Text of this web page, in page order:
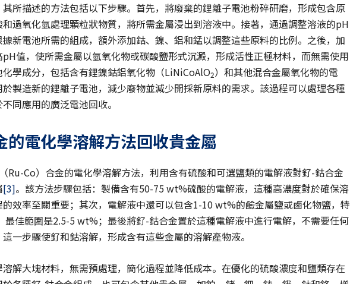
所描述的方法包括以下步驟。首先，將廢棄的鋰離子電池粉碎研磨，形成包含原
過氧化氫處理顆粒狀物質，將所需金屬浸出到溶液中。接著，通過調整溶液的pH
新電池所需的組成，額外添加鈷、鎳、鋁和錳以調整這些原料的比例。之後，加
值，使所需金屬以氫氧化物或碳酸鹽形式沉澱，形成活性正極材料，而無需使用
學成分，包括含有鋰鎳鈷鋁氧化物（LiNiCoAlO2）和其他混合金屬氧化物的電
製造新的鋰離子電池，減少廢物並減少開採新原料的需求。該過程可以處理各種
同應用的廣泛電池回收。
的電化學溶解方法回收貴金屬
Ru-Co）合金的電化學溶解方法，利用含有硫酸和可選鹽類的電解液對釕-鈷合金
[3]。該方法步驟包括：製備含有50-75 wt%硫酸的電解液，這種高濃度對於確保溶
效率至關重要；其次，電解液中還可以包含1-10 wt%的鹼金屬鹽或鹵化物鹽，特
最佳範圍是2.5-5 wt%；最後將釕-鈷合金置於這種電解液中進行電解，不需要任何
一步驟使釕和鈷溶解，形成含有這些金屬的溶解產物液。
解大塊材料，無需預處理，簡化過程並降低成本。在優化的硫酸濃度和鹽類存在